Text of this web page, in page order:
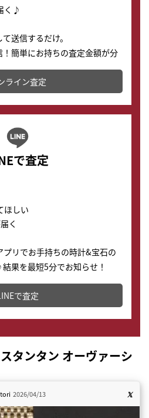
く♪
送信するだけ。
簡単にお持ちの査定金額が分
ライン査定
で査定
ほしい
く
プリでお手持ちの時計&宝石の
果を最短5分でお知らせ！
額を知ることが出来ます。
で査定
タンタン オーヴァーシ
2026/04/13